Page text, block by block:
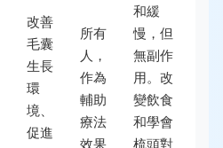
改善
毛囊
生長
環
境、
促進
所有
人，
作為
輔助
療法
效果
和緩
慢，但
無副作
用。改
變飲食
和學會
梳頭對